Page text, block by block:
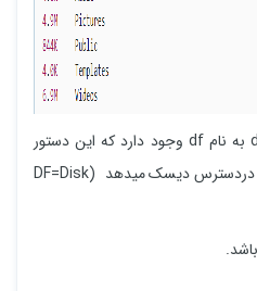
همچنین یک دستور مشابه به du به نام df وجود دارد که این دستور
اطلاعات گوناگونی درباره ی فضای دردسترس دیسک میدهد (DF=Disk